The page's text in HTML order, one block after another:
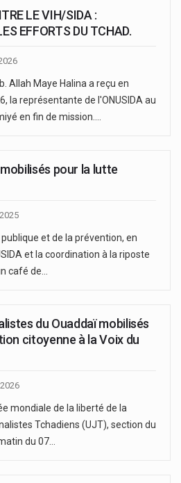
LE VIH/SIDA :
EFFORTS DU TCHAD.
Allah Maye Halina a reçu en
la représentante de l'ONUSIDA au
en fin de mission.…
pour la lutte
et de la prévention, en
et la coordination à la riposte
café de…
du Ouaddaï mobilisés
citoyenne à la Voix du
mondiale de la liberté de la
Tchadiens (UJT), section du
du 07…